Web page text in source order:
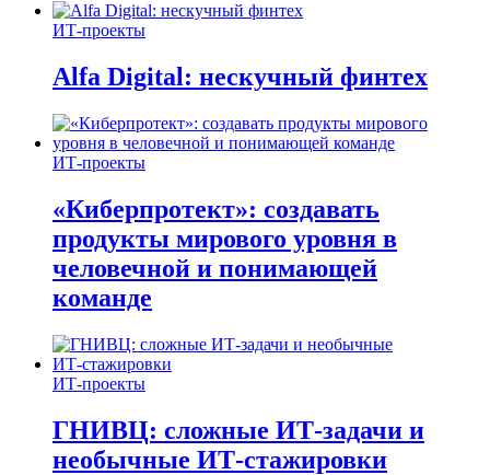
ИТ-проекты
Alfa Digital: нескучный финтех
ИТ-проекты
«Киберпротект»: создавать
продукты мирового уровня в
человечной и понимающей
команде
ИТ-проекты
ГНИВЦ: сложные ИТ‑задачи и
необычные ИТ‑стажировки